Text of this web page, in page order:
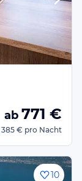
ab 771 €
385 € pro Nacht
10